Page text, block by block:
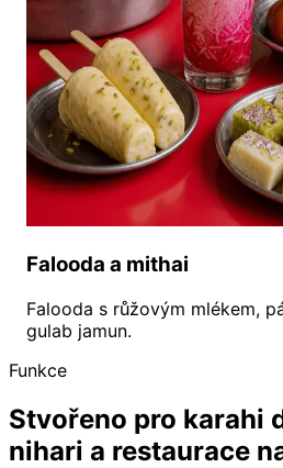
Falooda a mithai
Falooda s růžovým mlékem,
gulab jamun.
Funkce
Stvořeno pro karahi
nihari a restaurace